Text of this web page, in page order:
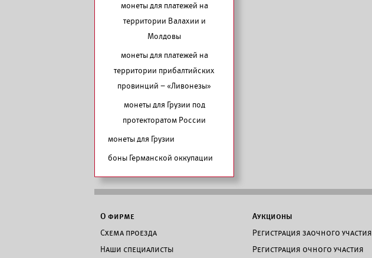
монеты для платежей на
территории Валахии и
Молдовы
монеты для платежей на
территории прибалтийских
провинций – «Ливонезы»
монеты для Грузии под
протекторатом России
монеты для Грузии
боны Германской оккупации
О фирме
Схема проезда
Наши специалисты
Аукционы
Регистрация заочного участия
Регистрация очного участия